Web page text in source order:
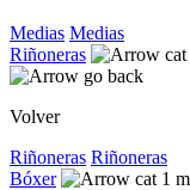
Medias Medias
Riñoneras
Volver
Riñoneras Riñoneras
Bóxer